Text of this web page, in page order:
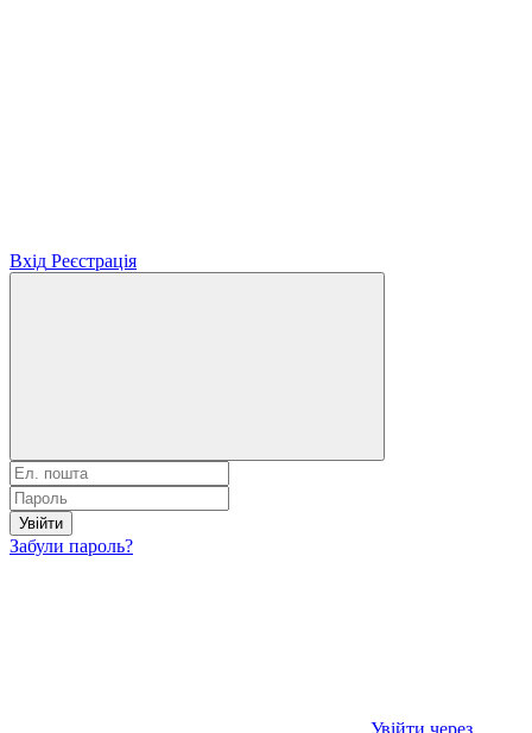
Вхід Реєстрація
Увійти
Забули пароль?
Увійти через